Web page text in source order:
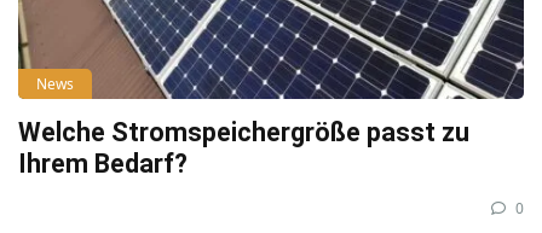
News
Welche Stromspeichergröße passt zu
Ihrem Bedarf?
0